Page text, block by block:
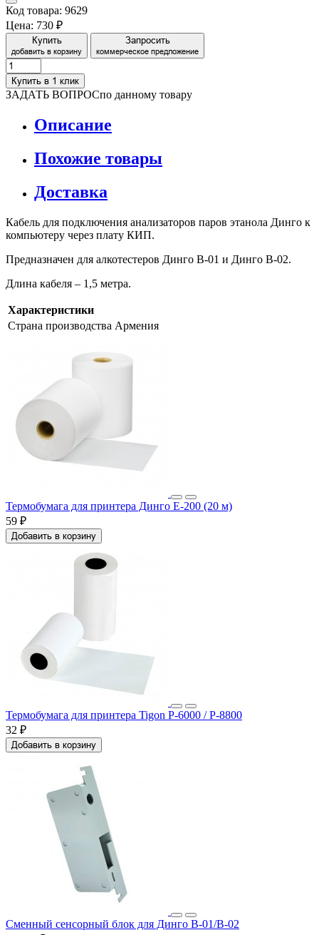
Код товара: 9629
Цена: 730 ₽
Купить
добавить в корзину
Запросить
коммерческое предложение
Купить в 1 клик
ЗАДАТЬ ВОПРОСпо данному товару
Описание
Похожие товары
Доставка
Кабель для подключения анализаторов паров этанола Динго к
компьютеру через плату КИП.
Предназначен для алкотестеров Динго В-01 и Динго В-02.
Длина кабеля – 1,5 метра.
Характеристики
Страна производства Армения
Термобумага для принтера Динго Е-200 (20 м)
59 ₽
Добавить в корзину
Термобумага для принтера Tigon P-6000 / P-8800
32 ₽
Добавить в корзину
Сменный сенсорный блок для Динго В-01/В-02